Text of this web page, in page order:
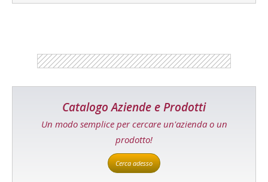
Catalogo Aziende e Prodotti
Un modo semplice per cercare un'azienda o un
prodotto!
Cerca adesso